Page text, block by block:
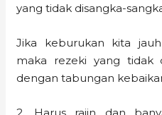
yang tidak disangka-
Jika keburukan kita
maka rezeki yang tidak
dengan tabungan
2. Harus rajin dan